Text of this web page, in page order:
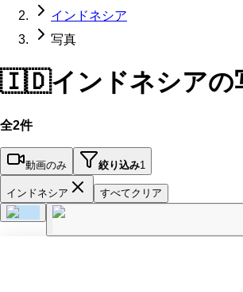
インドネシア
写真
🇮🇩インドネシアの
全2件
動画のみ 絞り込み1
インドネシア すべてクリア